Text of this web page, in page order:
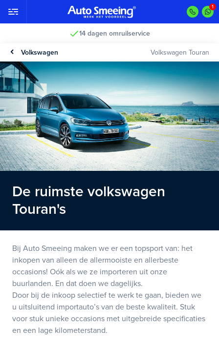
14 dagen omruilservice
Volkswagen Volkswagen Touran
De ruimste volkswagen
Touran's
Bij Auto Smeeing maken we er een topsport van: het
inkopen van alleen de allermooiste en allerbeste
occasions! Oók als we ze importeren uit onze
buurlanden. En dat doen we dagelijks.
Door bij de inkoop selectief te werk te gaan, bieden we
u uitsluitend importauto’s van de beste kwaliteit. Stuk
voor stuk unieke occasions met uitgebreide specificaties
en een lage kilometerstand.